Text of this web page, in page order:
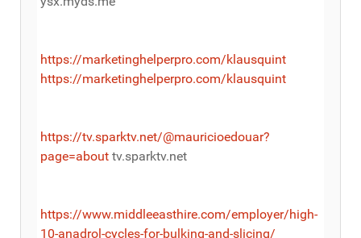
https://marketinghelperpro.com/klausquint
https://marketinghelperpro.com/klausquint
https://tv.sparktv.net/@mauricioedouar?
page=about tv.sparktv.net
https://www.middleeasthire.com/employer/high-
10-anadrol-cycles-for-bulking-and-slicing/